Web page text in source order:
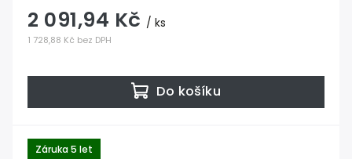
1 728,88 Kč bez DPH
2 091,94 Kč / ks
Do košíku
Záruka 5 let